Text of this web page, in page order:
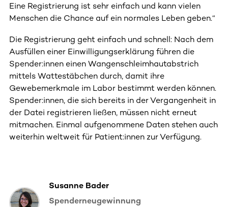
Eine Registrierung ist sehr einfach und kann vielen
Menschen die Chance auf ein normales Leben geben.“
Die Registrierung geht einfach und schnell: Nach dem
Ausfüllen einer Einwilligungserklärung führen die
Spender:innen einen Wangenschleimhautabstrich
mittels Wattestäbchen durch, damit ihre
Gewebemerkmale im Labor bestimmt werden können.
Spender:innen, die sich bereits in der Vergangenheit in
der Datei registrieren ließen, müssen nicht erneut
mitmachen. Einmal aufgenommene Daten stehen auch
weiterhin weltweit für Patient:innen zur Verfügung.
Susanne Bader
Spenderneugewinnung